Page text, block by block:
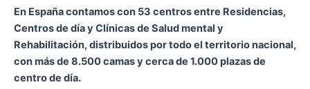
En España contamos con 53 centros entre Residencias,
Centros de día y Clínicas de Salud mental y
Rehabilitación, distribuidos por todo el territorio nacional,
con más de 8.500 camas y cerca de 1.000 plazas de
centro de día.